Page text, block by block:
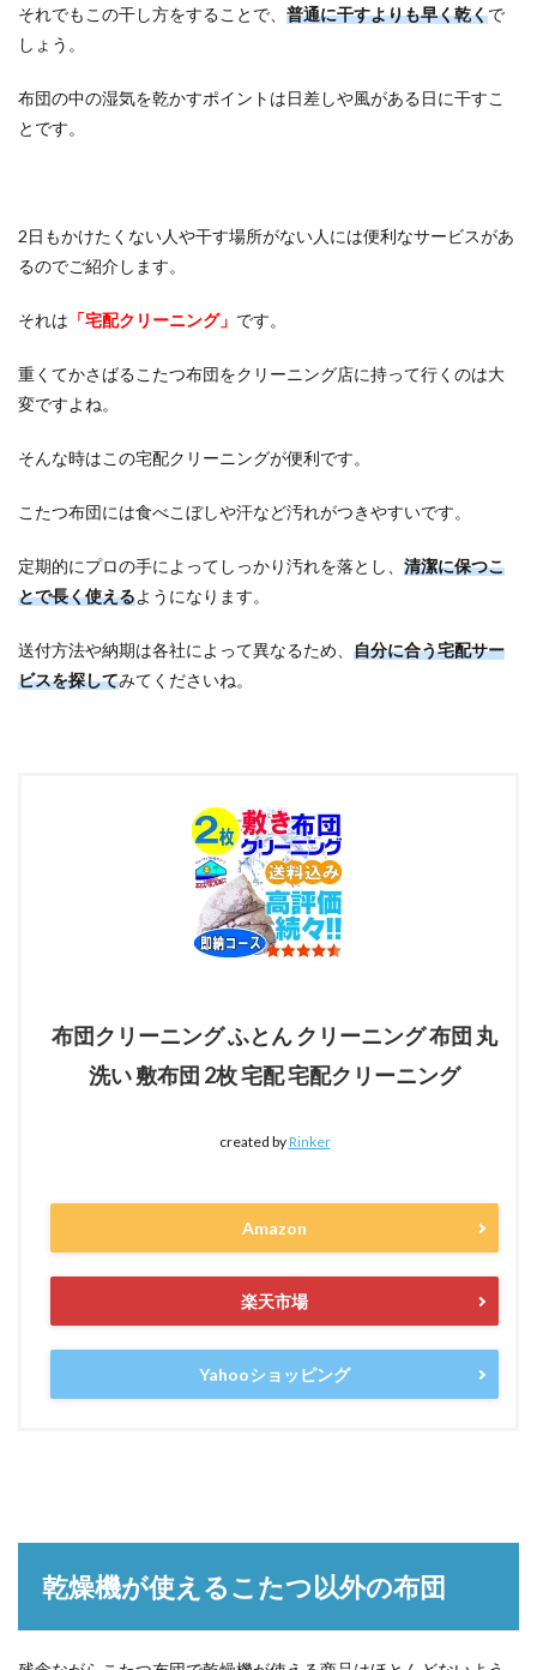
それでもこの干し方をすることで、 普通に干すよりも早く乾くで
しょう。
布団の中の湿気を乾かすポイントは日差しや風がある日に干すこ
とです。
2日もかけたくない人や干す場所がない人には便利なサービスがあ
るのでご紹介します。
それは 「宅配クリーニング」 です。
重くてかさばるこたつ布団をクリーニング店に持って行くのは大
変ですよね。
そんな時はこの宅配クリーニングが便利です。
こたつ布団には食べこぼしや汗など汚れがつきやすいです。
定期的にプロの手によってしっかり汚れを落とし、 清潔に保つこ
とで長く使えるようになります。
送付方法や納期は各社によって異なるため、 自分に合う宅配サー
ビスを探してみてくださいね。
布団クリーニング ふとん クリーニング 布団 丸
洗い 敷布団 2枚 宅配 宅配クリーニング
created byRinker
Amazon
楽天市場
Yahooショッピング
乾燥機が使えるこたつ以外の布団